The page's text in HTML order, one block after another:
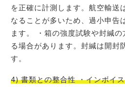
を正確に計測します。航空輸送
なることが多いため、過小申告
ます。 ・箱の強度試験や封緘
る場合があります。封緘は開封
す。
4) 書類との整合性 ・インボイ